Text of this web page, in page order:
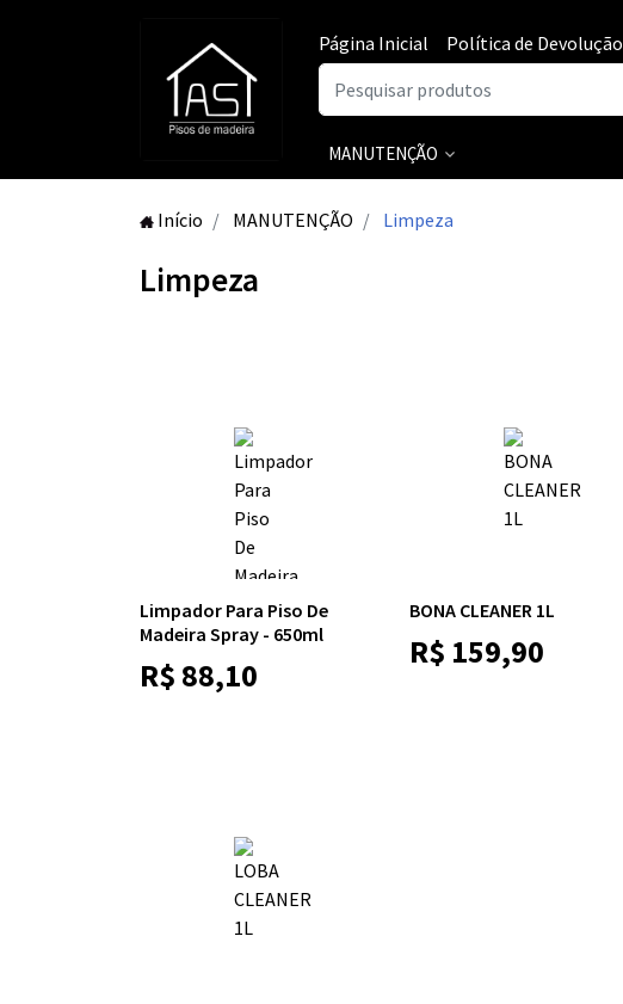
Página Inicial Política de Devolução
MANUTENÇÃO
Início MANUTENÇÃO Limpeza
Limpeza
Limpador Para Piso De
Madeira Spray - 650ml
R$ 88,10
BONA CLEANER 1L
R$ 159,90